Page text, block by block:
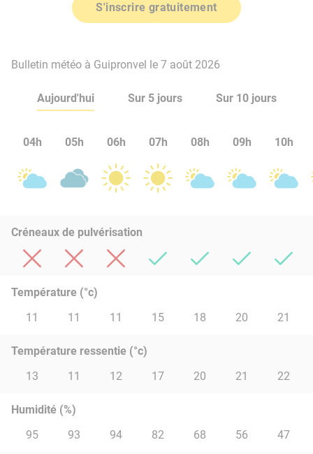
S'inscrire gratuitement
Bulletin météo à Guipronvel le 7 août 2026
Aujourd'hui Sur 5 jours Sur 10 jours
04h 05h 06h 07h 08h 09h 10h
Créneaux de pulvérisation
Température (°c)
11
11 11 15 18 20 21
Température ressentie (°c)
13
11 12 17 20 21 22
Humidité (%)
95
93 94 82 68 56 47